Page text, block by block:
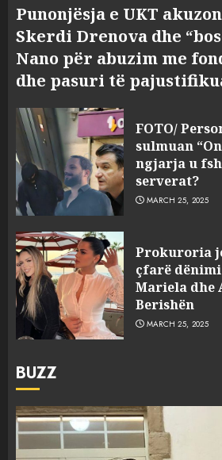
Punonjësja e UKT
Skerdi Drenova dhe
Nano për abuzim me
dhe pasuri të
FOTO/
sulmuan
ngjarja u
serverat?
MARCH 25, 2025
Prokuroria
çfarë
Mariela dhe
Berishën
MARCH 25, 2025
BUZZ